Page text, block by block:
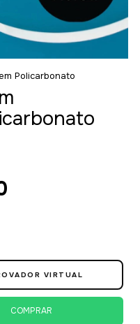
Policarbonato
VIRTUAL